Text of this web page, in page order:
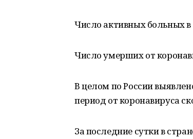
Число активных больных в
Число умерших от
В целом по России
период от коронавируса
За последние сутки в